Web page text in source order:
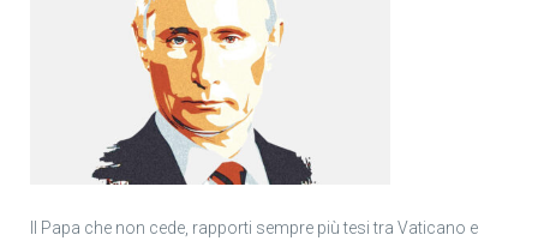
Il Papa che non cede, rapporti sempre più tesi tra Vaticano e